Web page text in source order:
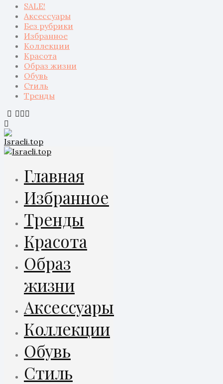
SALE!
Аксессуары
Без рубрики
Избранное
Коллекции
Красота
Образ жизни
Обувь
Стиль
Тренды
Главная
Избранное
Тренды
Красота
Образ
жизни
Аксессуары
Коллекции
Обувь
Стиль